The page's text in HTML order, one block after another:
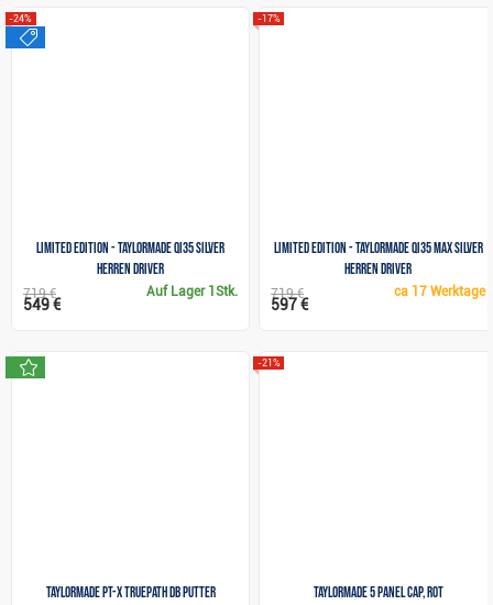
Limited Edition - TaylorMade Qi35 Silver
Herren Driver
-24%
Auf Lager 1Stk.
719 €
549 €
Limited Edition - TaylorMade Qi35 Max Silver
Herren Driver
-17%
ca 17 Werktage
719 €
597 €
TaylorMade PT-X TruePath DB Putter TaylorMade 5 Panel Cap, rot
-21%